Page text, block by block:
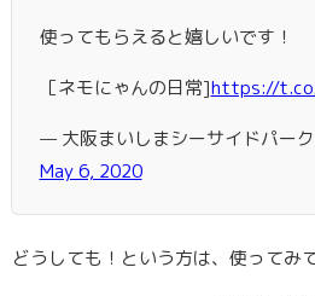
使ってもらえると嬉しいです！
［ネモにゃんの日常]https://
— 大阪まいしまシーサイドパー
May 6, 2020
どうしても！という方は、使ってみ